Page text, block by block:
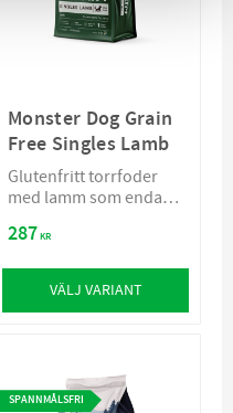
Monster Dog Grain
Free Singles Lamb
Glutenfritt torrfoder
med lamm som enda
287KR
VÄLJ VARIANT
SPANNMÅLSFRI